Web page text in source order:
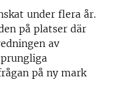
under flera år.
på platser där
av
på ny mark